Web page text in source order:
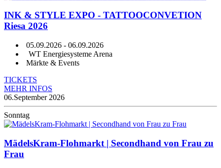
INK & STYLE EXPO - TATTOOCONVETION
Riesa 2026
05.09.2026 - 06.09.2026
WT Energiesysteme Arena
Märkte & Events
TICKETS
MEHR INFOS
06.September 2026
Sonntag
MädelsKram-Flohmarkt | Secondhand von Frau zu
Frau